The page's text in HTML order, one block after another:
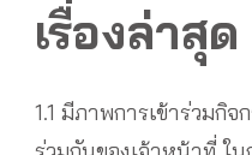
เรื่องล่าสุด
1.1 มีภาพการเข้าร่วมกิ